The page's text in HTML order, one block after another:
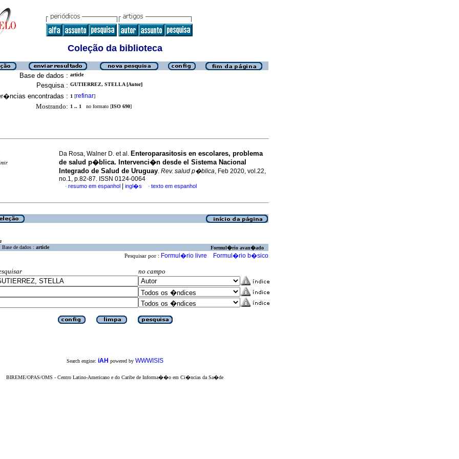
Coleção da biblioteca
Base de dados : article
Pesquisa : GUTIERREZ, STELLA [Autor]
encontradas : 1 [refinar]
Mostrando: 1 .. 1 no formato [ISO 690]
Da Rosa, Walner D. et al. Enteroparasitosis en escolares, problema
de salud p�blica. Intervenci�n desde el Sistema Nacional
Integrado de Salud de Uruguay. Rev. salud p�blica, Feb 2020, vol.22,
no.1, p.82-87. ISSN 0124-0064
· resumo em espanhol ingl�s · texto em espanhol
Base de dados : article Formul�rio avan�ado
Pesquisar por : Formul�rio livre Formul�rio b�sico
no campo
Search engine: iAH powered by WWWISIS
BIREME/OPAS/OMS - Centro Latino-Americano e do Caribe de Informa��o em Ci�ncias da Sa�de